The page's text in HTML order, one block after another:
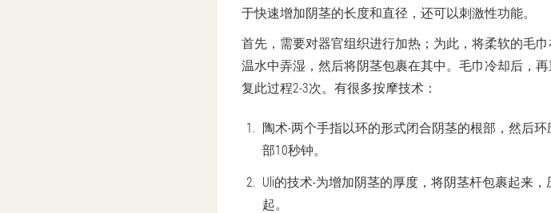
于快速增加阴茎的长度和直径，还可以刺激性功能。
首先，需要对器官组织进行加热；为此，将柔软的毛巾
温水中弄湿，然后将阴茎包裹在其中。毛巾冷却后，
复此过程2-3次。有很多按摩技术：
陶术-两个手指以环的形式闭合阴茎的根部，然后
部10秒钟。
Uli的技术-为增加阴茎的厚度，将阴茎杆包裹起来
起。